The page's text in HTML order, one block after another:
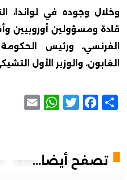
وخلال وجوده في لواندا،
قادة ومسؤولين أوروبيين
الفرنسي، ورئيس
الغابون، والوزير الأول
Share
Facebook
Twitter
تصفح أيضا...